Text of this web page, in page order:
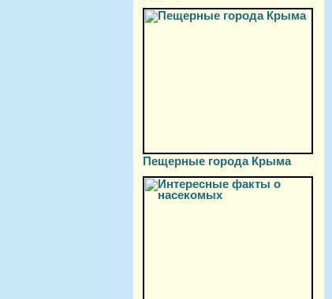
Пещерные города Крыма